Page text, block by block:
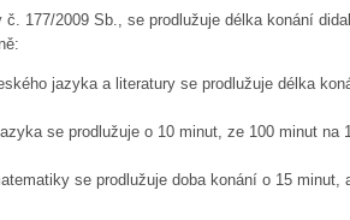
177/2009 Sb., se prodlužuje délka konání
jazyka a literatury se prodlužuje délka
se prodlužuje o 10 minut, ze 100 minut na
se prodlužuje doba konání o 15 minut,